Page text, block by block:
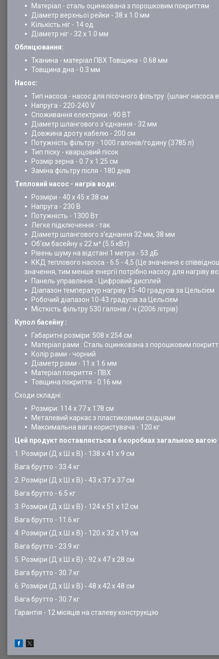
Матеріал - сталь оцинкована з порошковим покриттям
Діаметр верхньої рейки - 38 х 1.0 мм
Кількість ніг - 14 од.
Діаметр ніг - 32 х 1.0 мм
Облицювання:
Тканина - матеріал ПВХ Товщина - 0.68 мм
Товщина дна - 0.3 мм
Насос:
Тип насоса - насос для пісочного фільтру (шланг насоса
Напруга - 220-240 V
Споживання електрики - 90 ВТ
Діаметр шлангового з'єднання - 32 мм
Довжина дроту кабелю - 200 см
Потужність фільтру - 1000 галонів/годину (3785 л)
Тип піску - кварцовий пісок
Розмір зерна - 0.7 х 1.25 см
Заміна фільтру після - 180 днів
Тепловий насос - нагрів води:
Розміри - 40 х 45 х 38 см
Напруга - 230 В
Потужність - 1300 Вт
Легке підключення - так
Діаметр шлангового з'єднання 32 мм, 38 мм
Об'єм басейну ≤ 22 м³ (5.5 кВт)
Рівень шуму на відстані 1 метра - 53 дБ
ККД теплового насоса - 6.5 - 4,5 (Це значення є
значення, тим менше енергії потрібно насосу для нагріву
Панель управління - Цифровий дисплей
Діапазон температур нагріву 15-40 градусів за Цельсієм
Робочий діапазон 10-43 градусів за Цельсієм
Місткість фільтру 530 галонів / ч (2006 літрів)
Купол басейну :
Габаритні розміри: 508 х 254 см
Матеріал рами : Сталь оцинкована з порошковим
Колір рами - чорний
Діаметр рами - 11 х 1.6 мм
Матеріал покриття - ПВХ
Товщина покриття - 0.16 мм
Сходи складні :
Розміри: 114 х 77 х 178 см
Металевий каркас з пластиковими східцями
Максимальна вага користувача - 120 кг
Цей продукт поставляється в 6 коробках загальною вагою
1. Розміри (Д х Ш х В) - 138 х 41 х 9 см
Вага брутто - 33.4 кг
2. Розміри (Д х Ш х В) - 43 х 37 х 37 см
Вага брутто - 6.5 кг
3. Розміри (Д х Ш х В) - 124 х 51 х 12 см
Вага брутто - 11.6 кг
4. Розміри (Д х Ш х В) - 120 х 32 х 19 см
Вага брутто - 23.9 кг
5. Розміри (Д х Ш х В) - 92 х 47 х 28 см
Вага брутто - 30.7 кг
6. Розміри (Д х Ш х В) - 48 х 42 х 48 см
Вага брутто - 30.7 кг
Гарантія - 12 місяців на сталеву конструкцію